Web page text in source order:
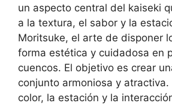
un aspecto central del kaiseki
a la textura, el sabor y la
Moritsuke, el arte de disponer
forma estética y cuidadosa en
cuencos. El objetivo es crear
conjunto armoniosa y atractiva.
color, la estación y la